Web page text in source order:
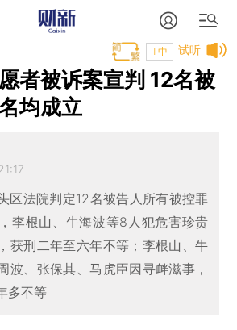
试听
T中
者被诉案宣判 12名被
均成立
区法院判定12名被告人所有被控罪
李根山、牛海波等8人犯危害珍贵
获刑二年至六年不等；李根山、牛
波、张保其、马虎臣因寻衅滋事，
多不等